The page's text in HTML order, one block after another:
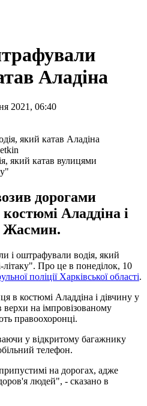
Аладіна
2021, 06:40
який катав вулицями
дорогами
Аладдіна і
Жасмин.
і оштрафували водія, який
Про це в понеділок, 10
поліції Харківської області.
в костюмі Аладдіна і дівчину у
на імпровізованому
правоохоронці.
у відкритому багажнику
телефон.
на дорогах, адже
людей", - сказано в